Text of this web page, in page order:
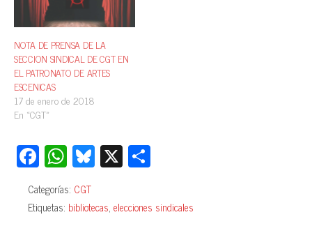
NOTA DE PRENSA DE LA
SECCION SINDICAL DE CGT EN
EL PATRONATO DE ARTES
ESCENICAS
17 de enero de 2018
En «CGT»
Fa
ce
bo
ok
W
ha
ts
A
Bl
ue
sk
y
X
m
pa
Categorías: CGT
Etiquetas: bibliotecas, elecciones sindicales